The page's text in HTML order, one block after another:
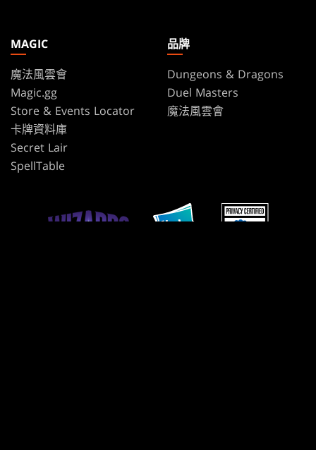
MAGIC
魔法風雲會
Magic.gg
Store & Events Locator
卡牌資料庫
Secret Lair
SpellTable
品牌
Dungeons & Dragons
Duel Masters
魔法風雲會